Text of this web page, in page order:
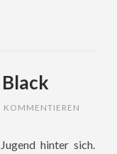
KOMMENTIEREN
hinter sich.